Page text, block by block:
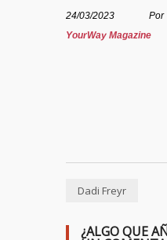
24/03/2023
Por
YourWay Magazine
Dadi Freyr
¿ALGO QUE